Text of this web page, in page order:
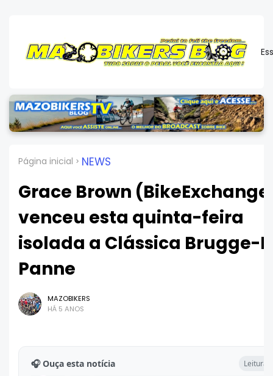
Página inicial NEWS
Grace Brown
venceu esta quinta-feira
isolada a Clássica Brugge-
Panne
MAZOBIKERS
HÁ 5 ANOS
🎧 Ouça esta notícia Leitura: